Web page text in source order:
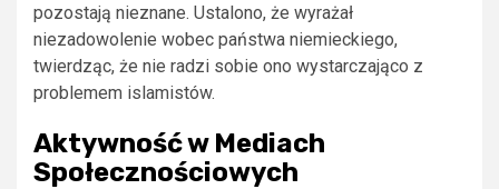
pozostają nieznane. Ustalono, że wyrażał
niezadowolenie wobec państwa niemieckiego,
twierdząc, że nie radzi sobie ono wystarczająco z
problemem islamistów.
Aktywność w Mediach
Społecznościowych